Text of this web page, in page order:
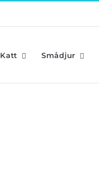
Katt Smådjur